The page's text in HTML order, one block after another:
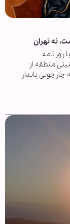
نه تهران
روزنامه
منطقه از
پایدار